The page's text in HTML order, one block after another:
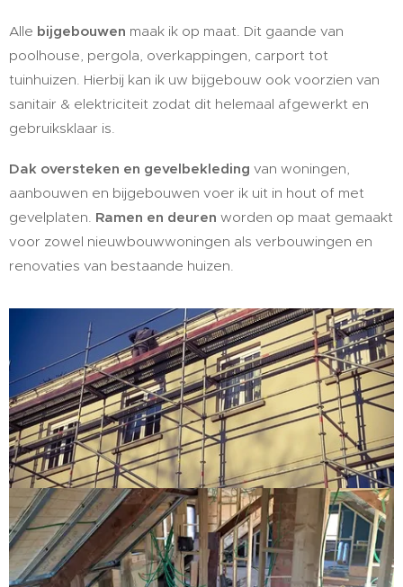
Alle bijgebouwen maak ik op maat. Dit gaande van
poolhouse, pergola, overkappingen, carport tot
tuinhuizen. Hierbij kan ik uw bijgebouw ook voorzien van
sanitair & elektriciteit zodat dit helemaal afgewerkt en
gebruiksklaar is.
Dak oversteken en gevelbekleding van woningen,
aanbouwen en bijgebouwen voer ik uit in hout of met
gevelplaten. Ramen en deuren worden op maat gemaakt
voor zowel nieuwbouwwoningen als verbouwingen en
renovaties van bestaande huizen.